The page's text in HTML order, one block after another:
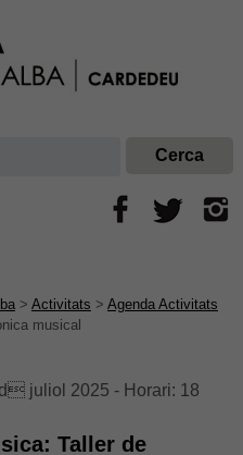
> Activitats > Agenda Activitats
musical
juliol 2025 - Horari: 18
Taller de